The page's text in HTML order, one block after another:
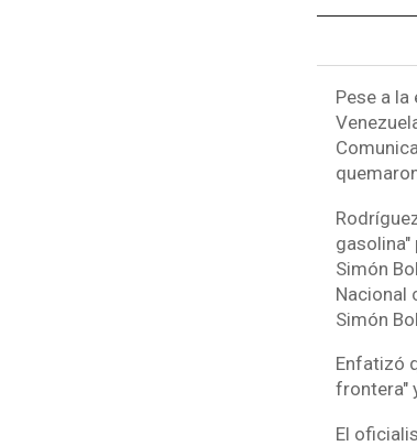
Pese a
Simón
Nacional
Simón
Enfatizó
frontera"
El